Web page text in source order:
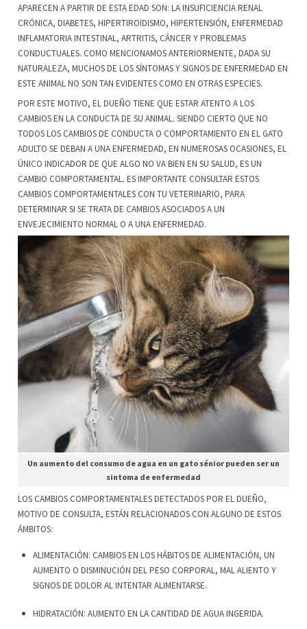
APARECEN A PARTIR DE ESTA EDAD SON: LA INSUFICIENCIA RENAL
CRÓNICA, DIABETES, HIPERTIROIDISMO, HIPERTENSIÓN, ENFERMEDAD
INFLAMATORIA INTESTINAL, ARTRITIS, CÁNCER Y PROBLEMAS
CONDUCTUALES. COMO MENCIONAMOS ANTERIORMENTE, DADA SU
NATURALEZA, MUCHOS DE LOS SÍNTOMAS Y SIGNOS DE ENFERMEDAD EN
ESTE ANIMAL NO SON TAN EVIDENTES COMO EN OTRAS ESPECIES.
POR ESTE MOTIVO, EL DUEÑO TIENE QUE ESTAR ATENTO A LOS
CAMBIOS EN LA CONDUCTA DE SU ANIMAL. SIENDO CIERTO QUE NO
TODOS LOS CAMBIOS DE CONDUCTA O COMPORTAMIENTO EN EL GATO
ADULTO SE DEBAN A UNA ENFERMEDAD, EN NUMEROSAS OCASIONES, EL
ÚNICO INDICADOR DE QUE ALGO NO VA BIEN EN SU SALUD, ES UN
CAMBIO COMPORTAMENTAL. ES IMPORTANTE CONSULTAR ESTOS
CAMBIOS COMPORTAMENTALES CON TU VETERINARIO, PARA
DETERMINAR SI SE TRATA DE CAMBIOS ASOCIADOS A UN
ENVEJECIMIENTO NORMAL O A UNA ENFERMEDAD.
Un aumento del consumo de agua en un gato sénior pueden ser un
sintoma de enfermedad
LOS CAMBIOS COMPORTAMENTALES DETECTADOS POR EL DUEÑO,
MOTIVO DE CONSULTA, ESTÁN RELACIONADOS CON ALGUNO DE ESTOS
ÁMBITOS:
ALIMENTACIÓN: CAMBIOS EN LOS HÁBITOS DE ALIMENTACIÓN, UN
AUMENTO O DISMINUCIÓN DEL PESO CORPORAL, MAL ALIENTO Y
SIGNOS DE DOLOR AL INTENTAR ALIMENTARSE.
HIDRATACIÓN: AUMENTO EN LA CANTIDAD DE AGUA INGERIDA.